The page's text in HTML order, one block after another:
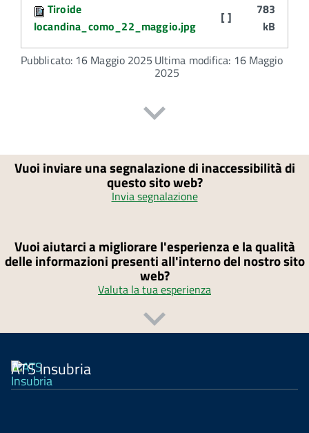
Tiroide
locandina_como_22_maggio.jpg
[ ]
783
kB
Pubblicato: 16 Maggio 2025 Ultima modifica: 16 Maggio
2025
Vuoi inviare una segnalazione di inaccessibilità di
questo sito web?
Invia segnalazione
Vuoi aiutarci a migliorare l'esperienza e la qualità
delle informazioni presenti all'interno del nostro sito
web?
Valuta la tua esperienza
ATS Insubria